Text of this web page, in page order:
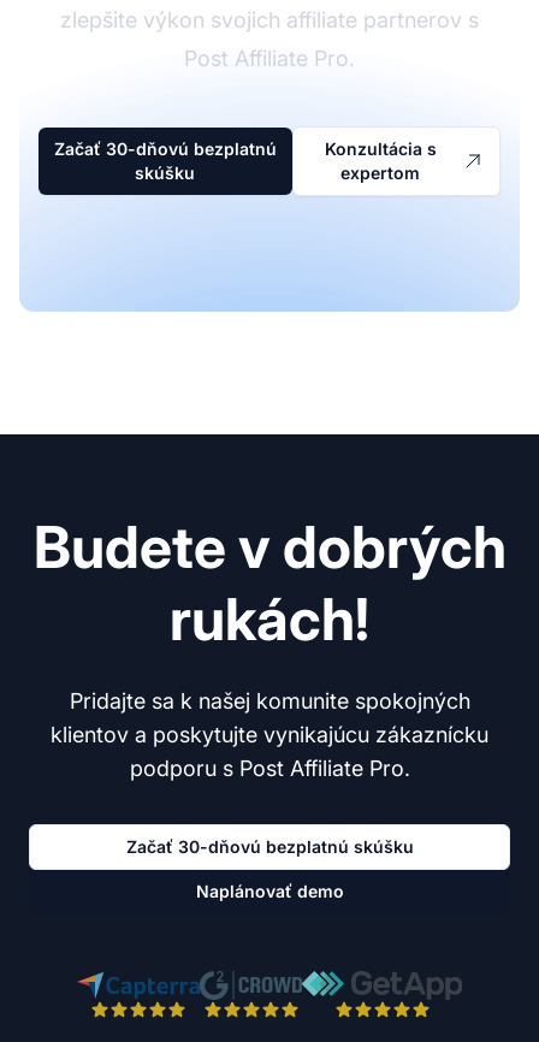
zlepšite výkon svojich affiliate partnerov s
Post Affiliate Pro.
Začať 30-dňovú bezplatnú
skúšku
Konzultácia s
expertom
Budete v dobrých
rukách!
Pridajte sa k našej komunite spokojných
klientov a poskytujte vynikajúcu zákaznícku
podporu s Post Affiliate Pro.
Začať 30-dňovú bezplatnú skúšku
Naplánovať demo